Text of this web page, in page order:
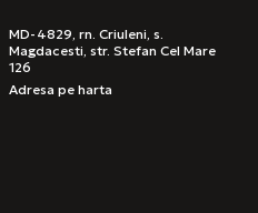
MD-4829, rn. Criuleni, s.
Magdacesti, str. Stefan Cel Mare
126
Adresa pe harta